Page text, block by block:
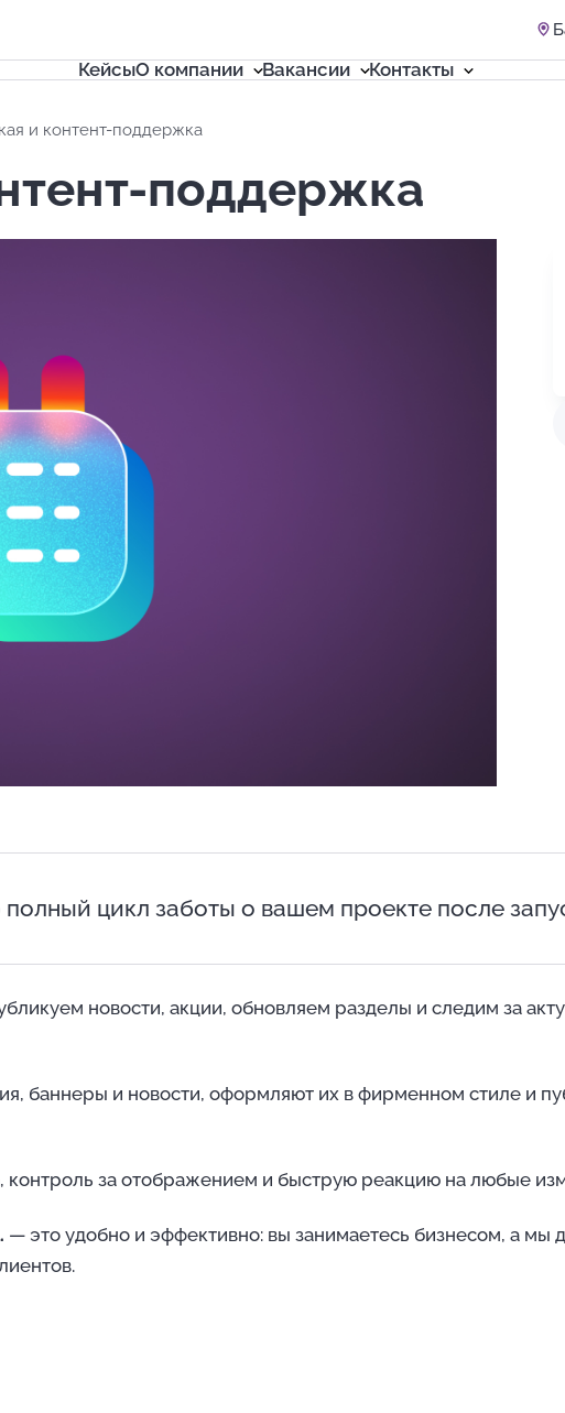
КейсыО компании Вакансии Контакты
и контент-поддержка
поддержка
цикл заботы о вашем проекте после
новости, акции, обновляем разделы и следим за
баннеры и новости, оформляют их в фирменном стиле и
за отображением и быструю реакцию на любые
— это удобно и эффективно: вы занимаетесь бизнесом, а мы